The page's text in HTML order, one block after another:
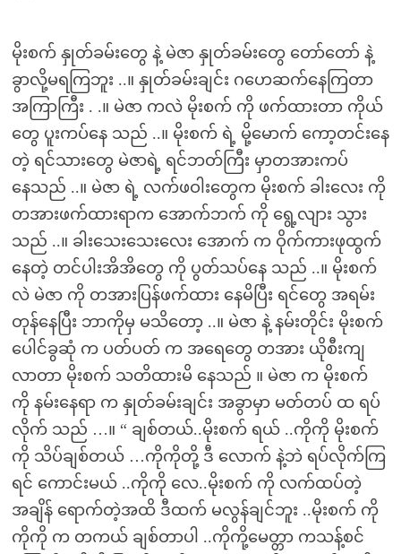
မိုးစက် နှုတ်ခမ်းတွေ နဲ့ မဲဇာ နှုတ်ခမ်းတွေ တော်တော် နဲ့
ခွာလို့မရကြဘူး ..။ နှုတ်ခမ်းချင်း ဂဟေဆက်နေကြတာ
အကြာကြီး . .။ မဲဇာ ကလဲ မိုးစက် ကို ဖက်ထားတာ ကိုယ်
တွေ ပူးကပ်နေ သည် ..။ မိုးစက် ရဲ့ မို့မောက် ကော့တင်းနေ
တဲ့ ရင်သားတွေ မဲဇာရဲ့ ရင်ဘတ်ကြီး မှာတအားကပ်
နေသည် ..။ မဲဇာ ရဲ့ လက်ဖဝါးတွေက မိုးစက် ခါးလေး ကို
တအားဖက်ထားရာက အောက်ဘက် ကို ရွေ့လျား သွား
သည် ..။ ခါးသေးသေးလေး အောက် က ဝိုက်ကားဖုထွက်
နေတဲ့ တင်ပါးအိအိတွေ ကို ပွတ်သပ်နေ သည် ..။ မိုးစက်
လဲ မဲဇာ ကို တအားပြန်ဖက်ထား နေမိပြီး ရင်တွေ အရမ်း
တုန်နေပြီး ဘာကိုမှ မသိတော့ ..။ မဲဇာ နဲ့ နမ်းတိုင်း မိုးစက်
ပေါင်ခွဆုံ က ပတ်ပတ် က အရေတွေ တအား ယိုစီးကျ
လာတာ မိုးစက် သတိထားမိ နေသည် ။ မဲဇာ က မိုးစက်
ကို နမ်းနေရာ က နှုတ်ခမ်းချင်း အခွာမှာ မတ်တပ် ထ ရပ်
လိုက် သည် …။ “ ချစ်တယ်..မိုးစက် ရယ် ..ကိုကို မိုးစက်
ကို သိပ်ချစ်တယ် …ကိုကိုတို့ ဒီ လောက် နဲ့ဘဲ ရပ်လိုက်ကြ
ရင် ကောင်းမယ် ..ကိုကို လေ..မိုးစက် ကို လက်ထပ်တဲ့
အချိန် ရောက်တဲ့အထိ ဒီထက် မလွန်ချင်ဘူး ..မိုးစက် ကို
ကိုကို က တကယ် ချစ်တာပါ ..ကိုကို့မေတ္တာ ကသန့်စင်